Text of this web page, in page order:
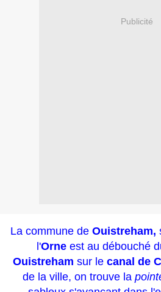
Publicité
La commune de Ouistreham,
l'Orne est au débouché
Ouistreham sur le canal de
de la ville, on trouve la p